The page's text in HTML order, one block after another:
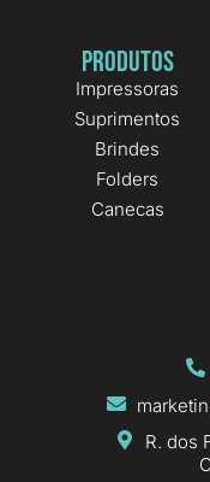
Produtos
Impressoras
Suprimentos
Brindes
Folders
Canecas
R. dos